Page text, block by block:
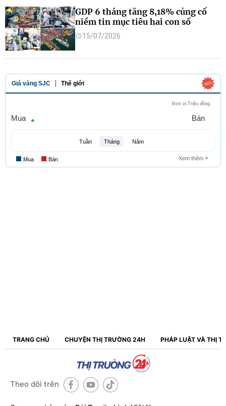
GDP 6 tháng tăng 8,18% củng cố
niềm tin mục tiêu hai con số
15/07/2026
TRANG CHỦ CHUYỆN THỊ TRƯỜNG 24H PHÁP LUẬT VÀ THỊ
Theo dõi trên